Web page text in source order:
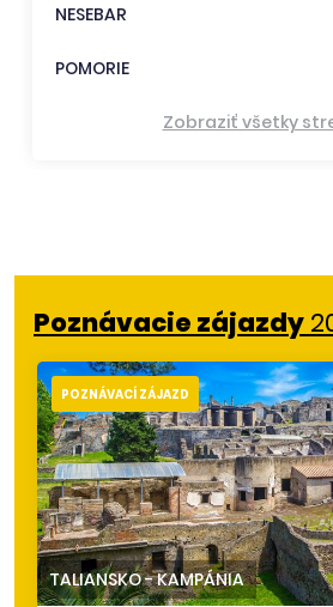
NESEBAR
POMORIE
Zobraziť všetky
Poznávacie zájazdy
POZNÁVACÍ ZÁJAZD
TALIANSKO-KAMPÁNIA